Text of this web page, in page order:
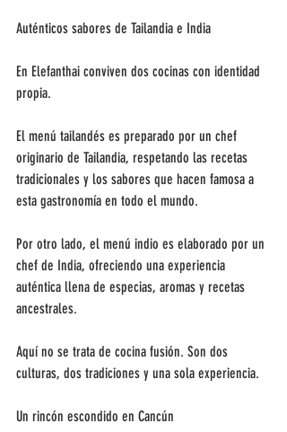
Auténticos sabores de Tailandia e India
En Elefanthai conviven dos cocinas con identidad
propia.
El menú tailandés es preparado por un chef
originario de Tailandia, respetando las recetas
tradicionales y los sabores que hacen famosa a
esta gastronomía en todo el mundo.
Por otro lado, el menú indio es elaborado por un
chef de India, ofreciendo una experiencia
auténtica llena de especias, aromas y recetas
ancestrales.
Aquí no se trata de cocina fusión. Son dos
culturas, dos tradiciones y una sola experiencia.
Un rincón escondido en Cancún